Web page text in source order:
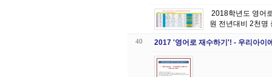
원 전년대비 2천명
40 2017 '영어로 재수하기'! - 우리아이